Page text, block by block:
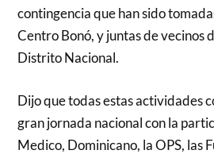
contingencia que han sido
Centro Bonó, y juntas de vecinos
Distrito Nacional.
Dijo que todas estas actividades
gran jornada nacional con la
Medico, Dominicano, la OPS, las